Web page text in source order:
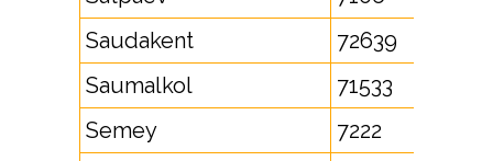
Saudakent
72639
Saumalkol
71533
Semey
7222